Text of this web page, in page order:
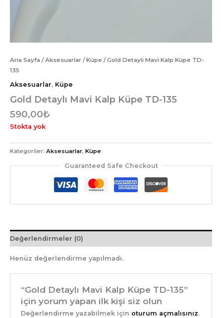
Ana Sayfa /Aksesuarlar /Küpe / Gold Detaylı Mavi Kalp Küpe TD-
135
Aksesuarlar, Küpe
Gold Detaylı Mavi Kalp Küpe TD-135
590,00₺
Stokta yok
Kategoriler: Aksesuarlar, Küpe
Guaranteed Safe Checkout
Değerlendirmeler (0)
Henüz değerlendirme yapılmadı.
“Gold Detaylı Mavi Kalp Küpe TD-135”
için yorum yapan ilk kişi siz olun
Değerlendirme yazabilmek için oturum açmalısınız.